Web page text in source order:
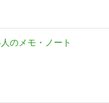
のメモ・ノート